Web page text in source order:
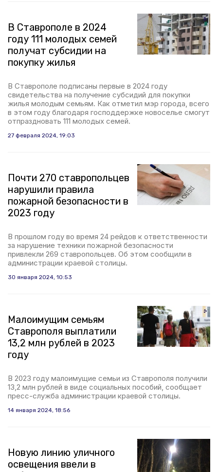
В Ставрополе в 2024
году 111 молодых семей
получат субсидии на
покупку жилья
В Ставрополе подписаны первые в 2024 году
свидетельства на получение субсидий для покупки
жилья молодым семьям. Как отметил мэр города, всего
в этом году благодаря господдержке новоселье смогут
отпраздновать 111 молодых семей.
27 февраля 2024, 19:03
Почти 270 ставропольцев
нарушили правила
пожарной безопасности в
2023 году
В прошлом году во время 24 рейдов к ответственности
за нарушение техники пожарной безопасности
привлекли 269 ставропольцев. Об этом сообщили в
администрации краевой столицы.
30 января 2024, 10:53
Малоимущим семьям
Ставрополя выплатили
13,2 млн рублей в 2023
году
В 2023 году малоимущие семьи из Ставрополя получили
13,2 млн рублей в виде социальных пособий, сообщает
пресс-служба администрации краевой столицы.
14 января 2024, 18:56
Новую линию уличного
освещения ввели в